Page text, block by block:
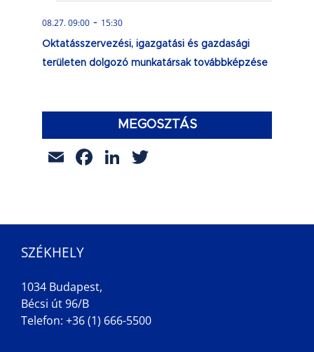
08.27. 09:00 - 15:30
Oktatásszervezési, igazgatási és gazdasági
területen dolgozó munkatársak továbbképzése
MEGOSZTÁS
EmailFacebook
LinkedIn
SZÉKHELY
1034 Budapest,
Bécsi út 96/B
Telefon: +36 (1) 666-5500